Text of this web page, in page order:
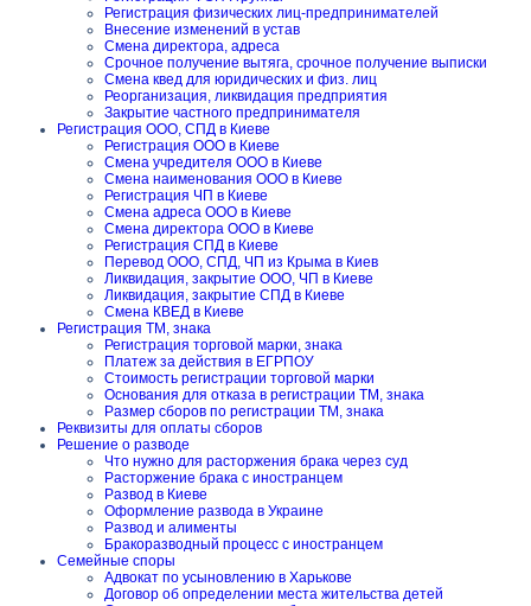
Регистрация физических лиц-предпринимателей
Внесение изменений в устав
Смена директора, адреса
Срочное получение вытяга, срочное получение выписки
Смена квед для юридических и физ. лиц
Реорганизация, ликвидация предприятия
Закрытие частного предпринимателя
Регистрация ООО, СПД в Киеве
Регистрация ООО в Киеве
Смена учредителя ООО в Киеве
Смена наименования ООО в Киеве
Регистрация ЧП в Киеве
Смена адреса ООО в Киеве
Смена директора ООО в Киеве
Регистрация СПД в Киеве
Перевод ООО, СПД, ЧП из Крыма в Киев
Ликвидация, закрытие ООО, ЧП в Киеве
Ликвидация, закрытие СПД в Киеве
Смена КВЕД в Киеве
Регистрация ТМ, знака
Регистрация торговой марки, знака
Платеж за действия в ЕГРПОУ
Стоимость регистрации торговой марки
Основания для отказа в регистрации ТМ, знака
Размер сборов по регистрации ТМ, знака
Реквизиты для оплаты сборов
Решение о разводе
Что нужно для расторжения брака через суд
Расторжение брака с иностранцем
Развод в Киеве
Оформление развода в Украине
Развод и алименты
Бракоразводный процесс с иностранцем
Семейные споры
Адвокат по усыновлению в Харькове
Договор об определении места жительства детей